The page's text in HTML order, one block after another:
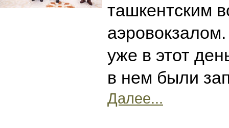
ташкентским
уже в этот
в нем были
Далее...